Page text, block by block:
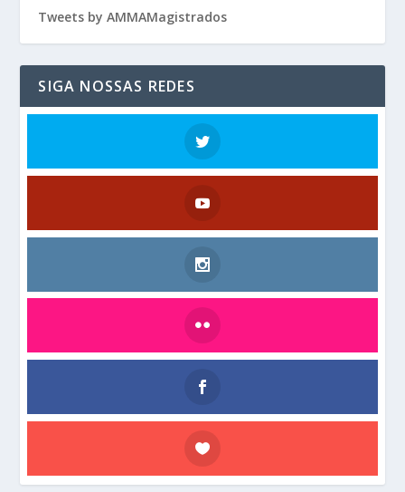
Tweets by AMMAMagistrados
SIGA NOSSAS REDES